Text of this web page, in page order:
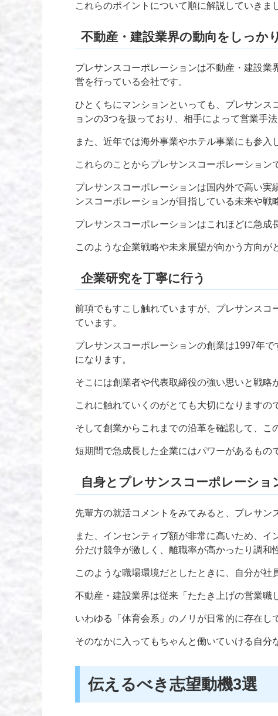
これらのポイントについて順に解説していきま
不動産・建設業界の動向をしっか
プレサンスコーポレーションは不動産・建設
営を行っている会社です。
ひとくちにマンションといっても、プレサン
ョンの3つを扱っており、相手によって営業手
また、近年では海外事業やホテル事業にも参入
これらのことからプレサンスコーポレーション
プレサンスコーポレーションは国内外で高い
ンスコーポレーションが目指している未来や戦
プレサンスコーポレーションはこれほどに急成
このような企業戦略や未来展望が向かう方向が
企業研究を丁寧に行う
前項でもすこし触れていますが、プレサンス
ています。
プレサンスコーポレーションの創業は1997年
になります。
そこには創業者や代表取締役の強い思いと戦略
これに触れていくのがとても大切になりますの
そして創業からこれまでの沿革を確認して、こ
短期間で急成長した企業にはパワーがあるもの
自身とプレサンスコーポレーシ
先輩方の就活コメントをみてみると、プレサン
また、インセンティブ額が非常に高いため、
分だけ競争が激しく、離職率が高かったり調和
このような職場環境だとしたときに、自分が社
不動産・建設業界は従来「たたき上げの営業職
いわゆる「体育会系」のノリが日常的に存在し
そのなかに入ってもちゃんと働いていける自分
伝えるべき志望動機3選